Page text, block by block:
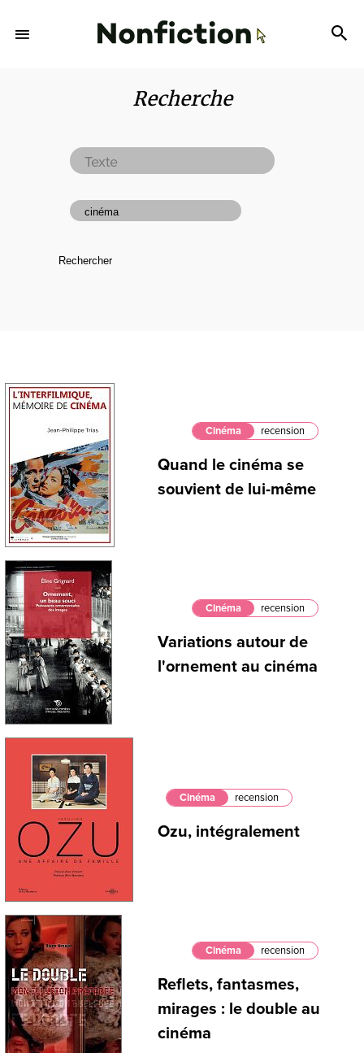
Recherche
Cinéma recension
Quand le cinéma se
souvient de lui-même
Cinéma recension
Variations autour de
l'ornement au cinéma
Cinéma recension
Ozu, intégralement
Cinéma recension
Reflets, fantasmes,
mirages : le double au
cinéma